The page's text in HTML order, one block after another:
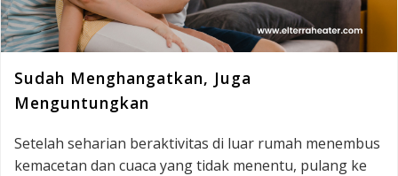
Sudah Menghangatkan, Juga
Menguntungkan
Setelah seharian beraktivitas di luar rumah menembus
kemacetan dan cuaca yang tidak menentu, pulang ke